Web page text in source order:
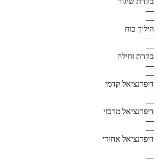
—
—
הילוך כוח
—
—
בקרת זחילה
—
—
דיפרנציאל קדמי
—
—
דיפרנציאל מרכזי
—
—
דיפרנציאל אחורי
—
—